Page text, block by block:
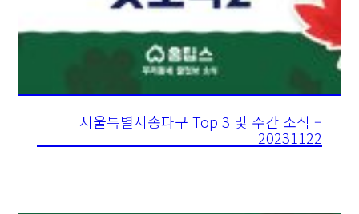
서울특별시송파구 Top 3 및 주간 소식 –
20231122